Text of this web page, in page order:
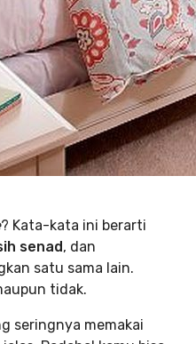
? Kata-kata ini berarti
senad , dan
satu sama lain.
tidak.
seringnya memakai